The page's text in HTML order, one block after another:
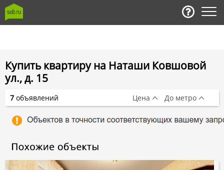
Купить квартиру на Наташи Ковшовой
ул., д. 15
7 объявлений Цена До метро